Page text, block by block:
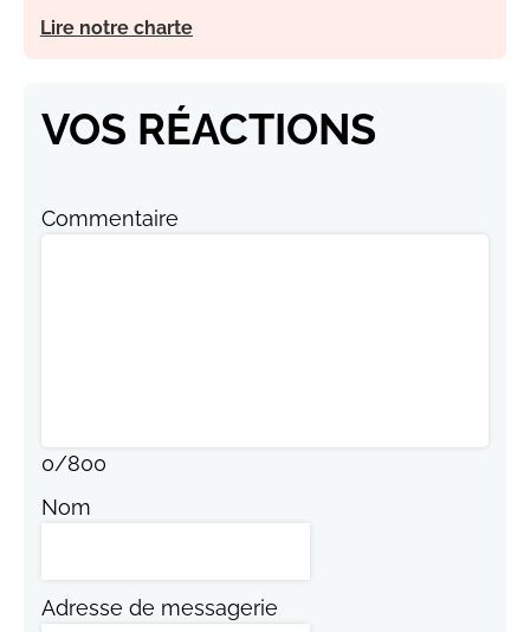
Lire notre charte
VOS RÉACTIONS
Commentaire
0/800
Nom
Adresse de messagerie